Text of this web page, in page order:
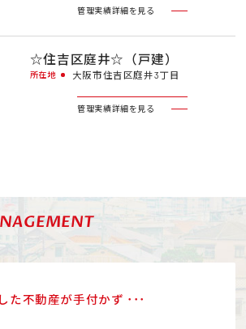
管理実績詳細を見る
☆住吉区庭井☆（戸建）
所在地 大阪市住吉区庭井3丁目
管理実績詳細を見る
た不動産が手付かず ･･･